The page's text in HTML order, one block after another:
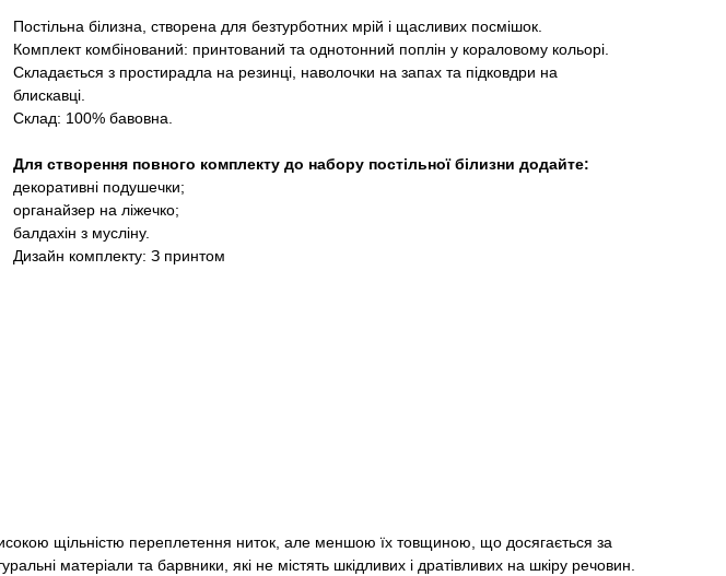
Постільна білизна, створена для безтурботних мрій і щасливих посмішок.
Комплект комбінований: принтований та однотонний поплін у кораловому кольорі.
Складається з простирадла на резинці, наволочки на запах та підковдри на
блискавці.
Склад: 100% бавовна.
Для створення повного комплекту до набору постільної білизни додайте:
декоративні подушечки;
органайзер на ліжечко;
балдахін з мусліну.
Дизайн комплекту: З принтом
щільністю переплетення ниток, але меншою їх товщиною, що досягається за
матеріали та барвники, які не містять шкідливих і дратівливих на шкіру речовин.